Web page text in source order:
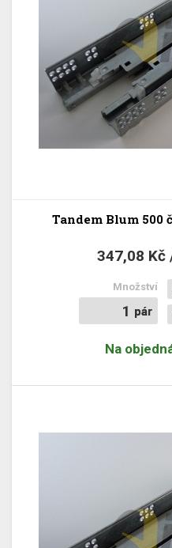
Tandem Blum 500
347,08 Kč
pár
pár
Množství
Na